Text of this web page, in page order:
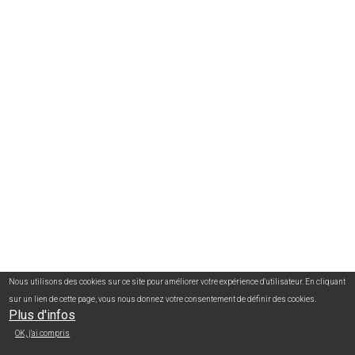
Nous utilisons des cookies sur ce site pour améliorer votre expérience d'utilisateur. En cliquant
sur un lien de cette page, vous nous donnez votre consentement de définir des cookies.
Plus d'infos
OK, j'ai compris